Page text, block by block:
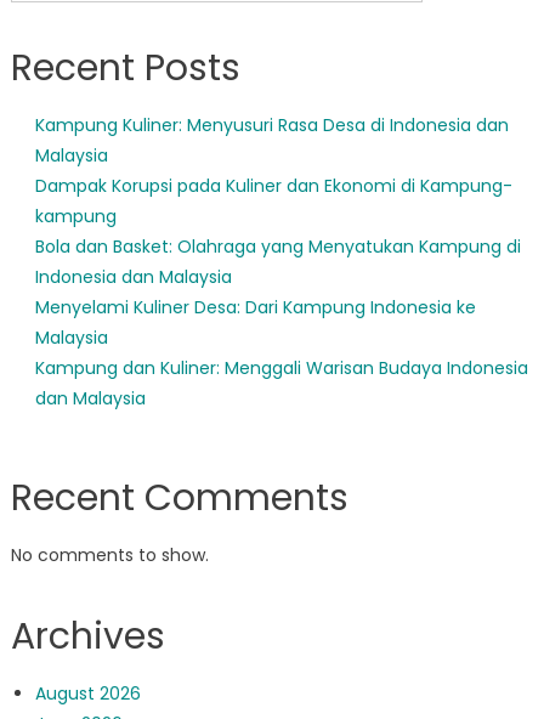
Recent Posts
Kampung Kuliner: Menyusuri Rasa Desa di Indonesia dan
Malaysia
Dampak Korupsi pada Kuliner dan Ekonomi di Kampung-
kampung
Bola dan Basket: Olahraga yang Menyatukan Kampung di
Indonesia dan Malaysia
Menyelami Kuliner Desa: Dari Kampung Indonesia ke
Malaysia
Kampung dan Kuliner: Menggali Warisan Budaya Indonesia
dan Malaysia
Recent Comments
No comments to show.
Archives
August 2026